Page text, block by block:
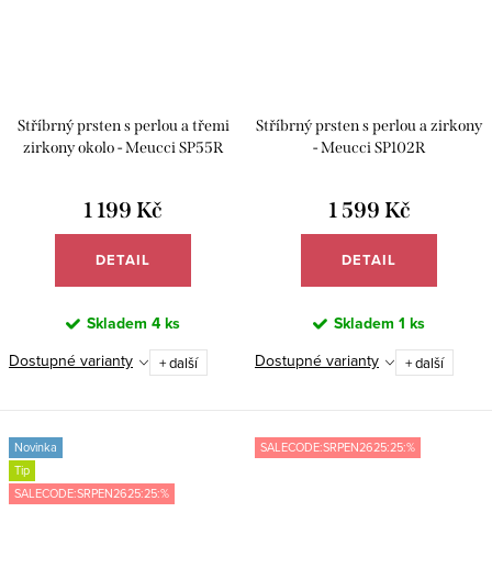
Stříbrný prsten s perlou a třemi
zirkony okolo - Meucci SP55R
1 199 Kč
DETAIL
Skladem 4 ks
Dostupné varianty + další
Stříbrný prsten s perlou a zirkony
- Meucci SP102R
1 599 Kč
DETAIL
Skladem 1 ks
Dostupné varianty + další
Novinka
Tip
SALECODE:SRPEN2625:25:%
SALECODE:SRPEN2625:25:%